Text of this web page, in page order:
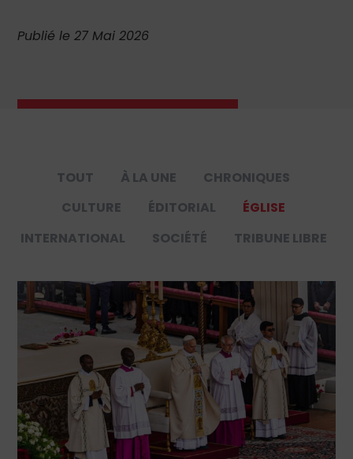
Publié le 27 Mai 2026
TOUT À LA UNE
CHRONIQUES
CULTURE
ÉDITORIAL
ÉGLISE
INTERNATIONAL
SOCIÉTÉ TRIBUNE LIBRE